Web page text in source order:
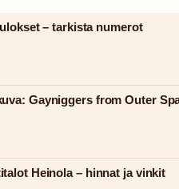
– tarkista numerot
Gayniggers from Outer
Heinola – hinnat ja vinkit